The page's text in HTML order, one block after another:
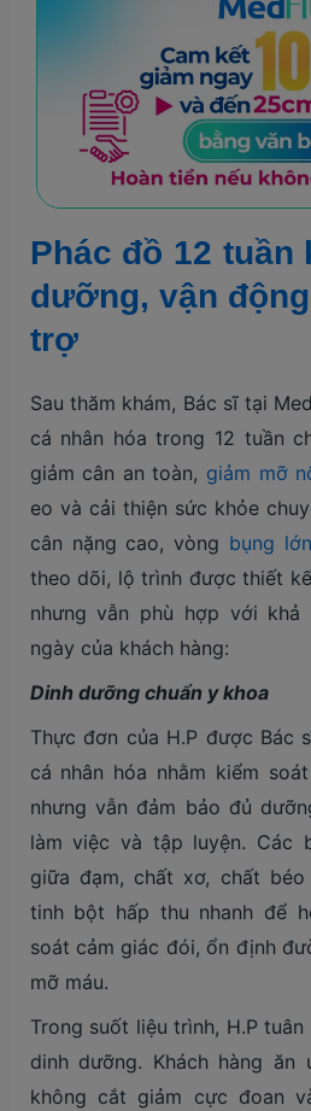
Phác đồ 12 tuần
dưỡng, vận
trợ
Sau thăm khám, Bác sĩ tại
cá nhân hóa trong 12 tuần
giảm cân an toàn, giảm mỡ
eo và cải thiện sức khỏe
cân nặng cao, vòng bụng lớn
theo dõi, lộ trình được thiết
nhưng vẫn phù hợp với khả
ngày của khách hàng:
Dinh dưỡng chuẩn y khoa
Thực đơn của H.P được Bác
cá nhân hóa nhằm kiểm
nhưng vẫn đảm bảo đủ
làm việc và tập luyện. Các
giữa đạm, chất xơ, chất
tinh bột hấp thu nhanh để
soát cảm giác đói, ổn định
mỡ máu.
Trong suốt liệu trình, H.P
dinh dưỡng. Khách hàng ăn
không cắt giảm cực đoan